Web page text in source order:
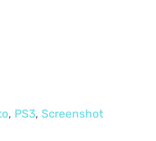
, PS3, Screenshot